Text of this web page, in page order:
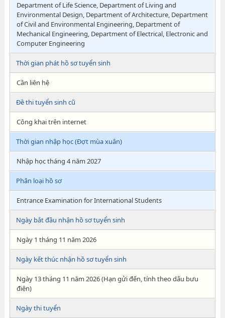
Department of Life Science, Department of Living and
Environmental Design, Department of Architecture, Department
of Civil and Environmental Engineering, Department of
Mechanical Engineering, Department of Electrical, Electronic and
Computer Engineering
Thời gian phát hồ sơ tuyển sinh
Cần liên hệ
Đề thi tuyển sinh cũ
Công khai trên internet
Thời gian nhập học (Đợt mùa xuân)
Nhập học tháng 4 năm 2027
Phân loại hồ sơ
Entrance Examination for International Students
Ngày bắt đầu nhận hồ sơ tuyển sinh
Ngày 1 tháng 11 năm 2026
Ngày kết thúc nhận hồ sơ tuyển sinh
Ngày 13 tháng 11 năm 2026 (Hạn gửi đến, tính theo dấu bưu
điện)
Ngày thi tuyển